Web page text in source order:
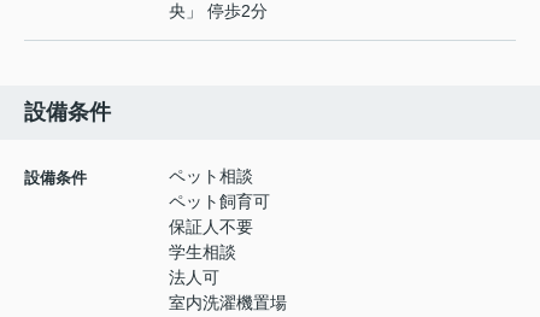
央」 停歩2分
設備条件
設備条件
ペット相談
ペット飼育可
保証人不要
学生相談
法人可
室内洗濯機置場